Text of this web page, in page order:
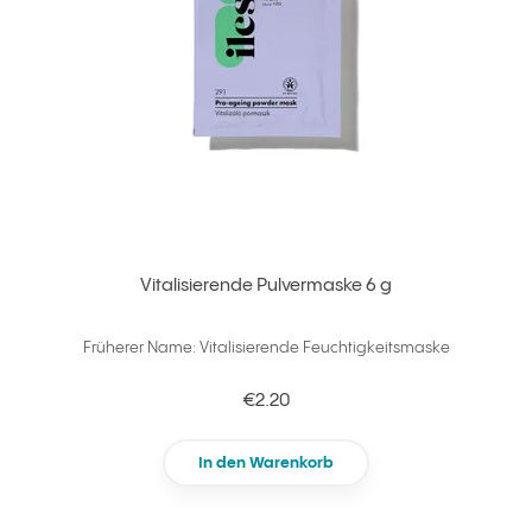
Vitalisierende Pulvermaske 6 g
Früherer Name: Vitalisierende Feuchtigkeitsmaske
€2.20
In den Warenkorb